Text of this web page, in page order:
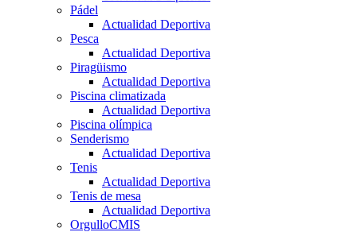
Pádel
Actualidad Deportiva
Pesca
Actualidad Deportiva
Piragüismo
Actualidad Deportiva
Piscina climatizada
Actualidad Deportiva
Piscina olímpica
Senderismo
Actualidad Deportiva
Tenis
Actualidad Deportiva
Tenis de mesa
Actualidad Deportiva
OrgulloCMIS